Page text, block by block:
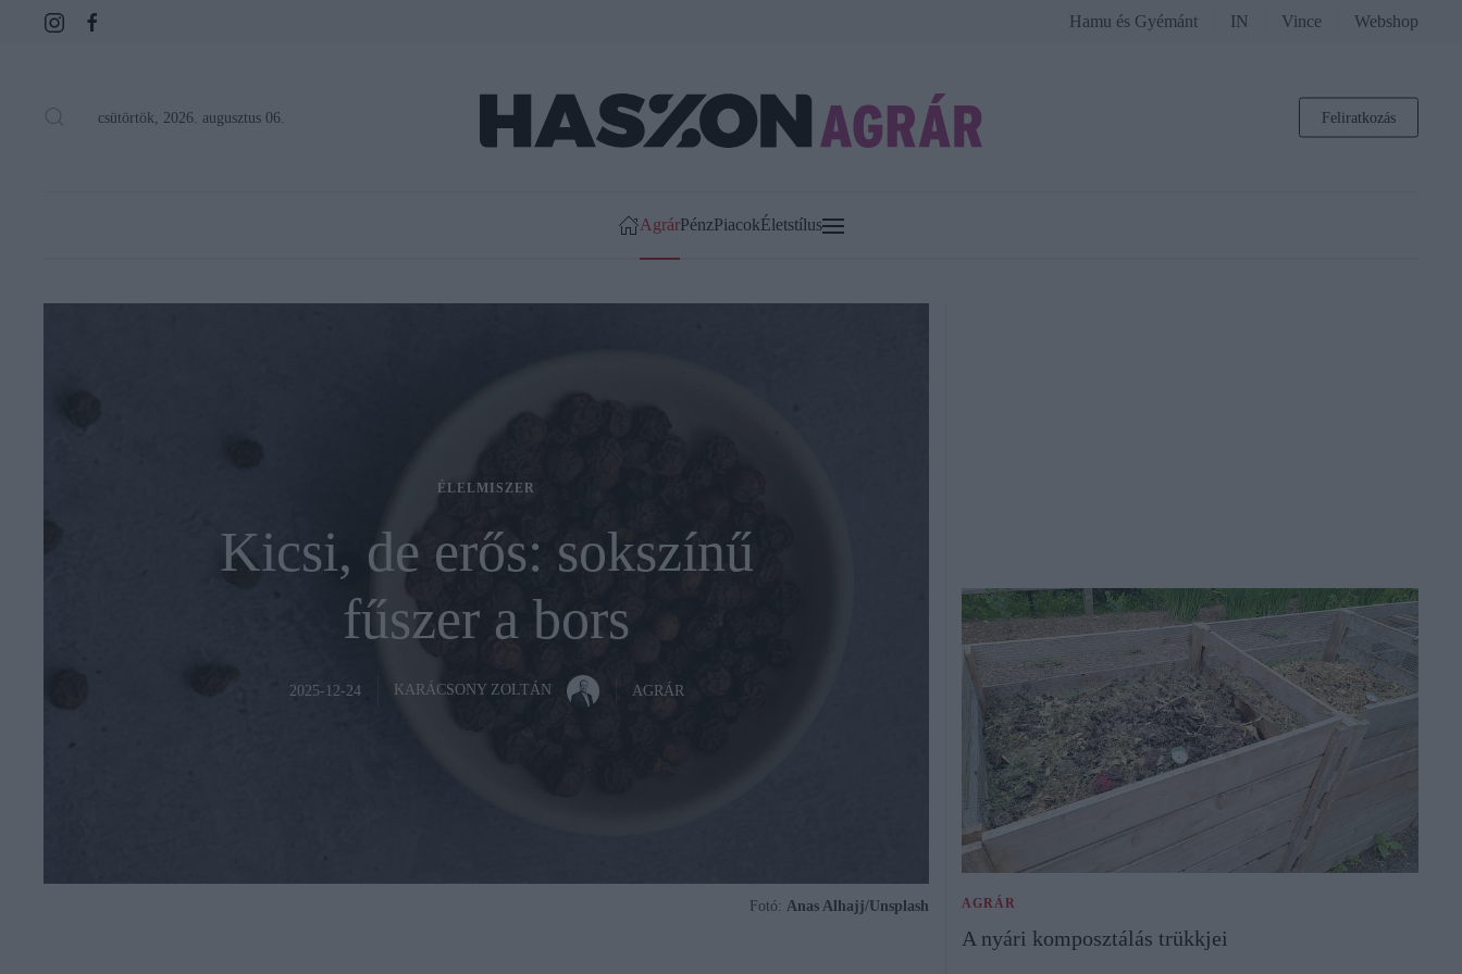
Hamu és Gyémánt IN Vince Webshop
csütörtök, 2026. augusztus 06. Feliratkozás
AgrárPénzPiacokÉletstílus
ÉLELMISZER
Kicsi, de erős: sokszínű
fűszer a bors
2025-12-24 KARÁCSONY ZOLTÁN AGRÁR
Fotó: Anas Alhajj/Unsplash AGRÁR
A nyári komposztálás trükkjei